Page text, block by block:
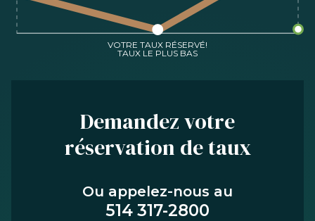
NOUS JOINDRE
ÉQUIPE
VOTRE TAUX RÉSERVÉ!
TAUX LE PLUS BAS
Demandez votre
réservation de taux
Ou appelez-nous au
514 317-2800